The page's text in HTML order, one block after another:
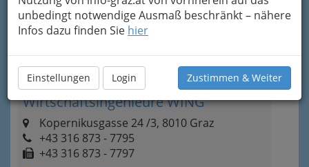
unbedingt notwendige Ausmaß beschränkt – nähere
Infos dazu finden Sie hier
Einstellungen Login Zustimmen & Weiter
Eintrag ändern
Kategorien
4
Österreichischer Verband der
Wirtschaftsingenieure WING
Kopernikusgasse 24 /3, 8010 Graz
+43 316 873 - 7795
+43 316 873 - 7797